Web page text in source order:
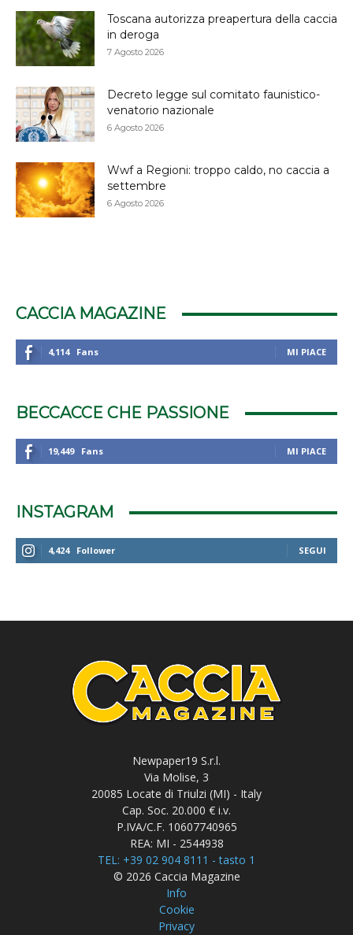
Toscana autorizza preapertura della caccia
in deroga
7 Agosto 2026
Decreto legge sul comitato faunistico-
venatorio nazionale
6 Agosto 2026
Wwf a Regioni: troppo caldo, no caccia a
settembre
6 Agosto 2026
CACCIA MAGAZINE
4,114 Fans MI PIACE
BECCACCE CHE PASSIONE
19,449 Fans MI PIACE
INSTAGRAM
4,424 Follower SEGUI
Newpaper19 S.r.l.
Via Molise, 3
20085 Locate di Triulzi (MI) - Italy
Cap. Soc. 20.000 € i.v.
P.IVA/C.F. 10607740965
REA: MI - 2544938
TEL: +39 02 904 8111 - tasto 1
© 2026 Caccia Magazine
Info
Cookie
Privacy